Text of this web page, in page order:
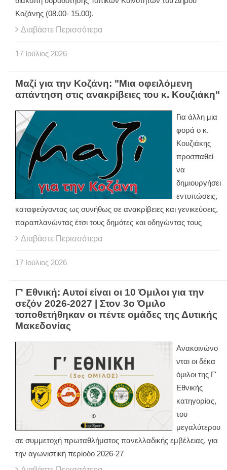
Κοζάνης (08.00- 15.00).
Διαβάστε Περισσότερα
17 Ιούλιος 2026
Μαζί για την Κοζάνη: "Μια οφειλόμενη
απάντηση στις ανακρίβειες του κ. Κουζιάκη"
Για άλλη μια
φορά ο κ.
Κουζιάκης
προσπαθεί
να
δημιουργήσει
εντυπώσεις,
καταφεύγοντας ως συνήθως σε ανακρίβειες και γενικεύσεις,
παραπλανώντας έτσι τους δημότες και οδηγώντας τους
Διαβάστε Περισσότερα
17 Ιούλιος 2026
Γ' Εθνική: Αυτοί είναι οι 10 Όμιλοι για την
σεζόν 2026-2027 | Στον 3ο Όμιλο
τοποθετήθηκαν οι πέντε ομάδες της Δυτικής
Μακεδονίας
Ανακοινώνο
νται οι δέκα
όμιλοι της Γ'
Εθνικής
κατηγορίας,
του
μεγαλύτερου
σε συμμετοχή πρωταθλήματος πανελλαδικής εμβέλειας, για
την αγωνιστική περίοδο 2026-27